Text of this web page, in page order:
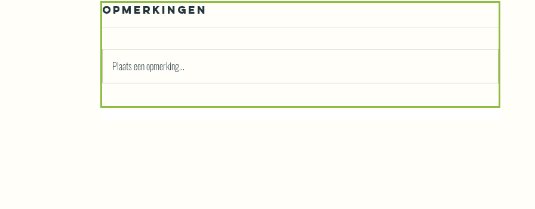
Opmerkingen
Plaats een opmerking...